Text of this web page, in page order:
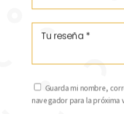
Guarda mi nombre,
navegador para la próxima